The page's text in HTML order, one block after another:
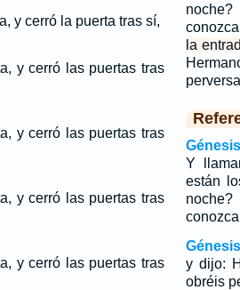
y cerró la puerta tras sí,
y cerró las puertas tras
y cerró las puertas tras
y cerró las puertas tras
y cerró las puertas tras
la
Y
están
y dijo:
obréis